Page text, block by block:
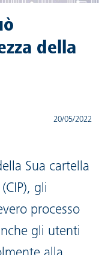
della
20/05/2022
Sua cartella
gli
processo
gli utenti